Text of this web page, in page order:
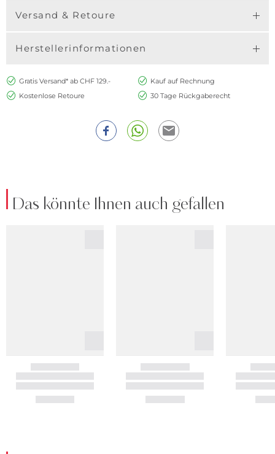
Versand & Retoure
Herstellerinformationen
Gratis Versand* ab CHF 129.-
Kauf auf Rechnung
Kostenlose Retoure
30 Tage Rückgaberecht
Das könnte Ihnen auch gefallen